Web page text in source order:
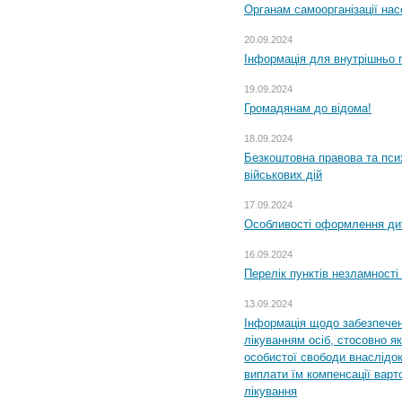
Органам самоорганізації
20.09.2024
Інформація для внутрішньо
19.09.2024
Громадянам до відома!
18.09.2024
Безкоштовна правова та
військових дій
17.09.2024
Особливості оформлення
16.09.2024
Перелік пунктів
13.09.2024
Інформація щодо
лікуванням осіб, стосовно
особистої свободи
виплати їм компенсації
лікування